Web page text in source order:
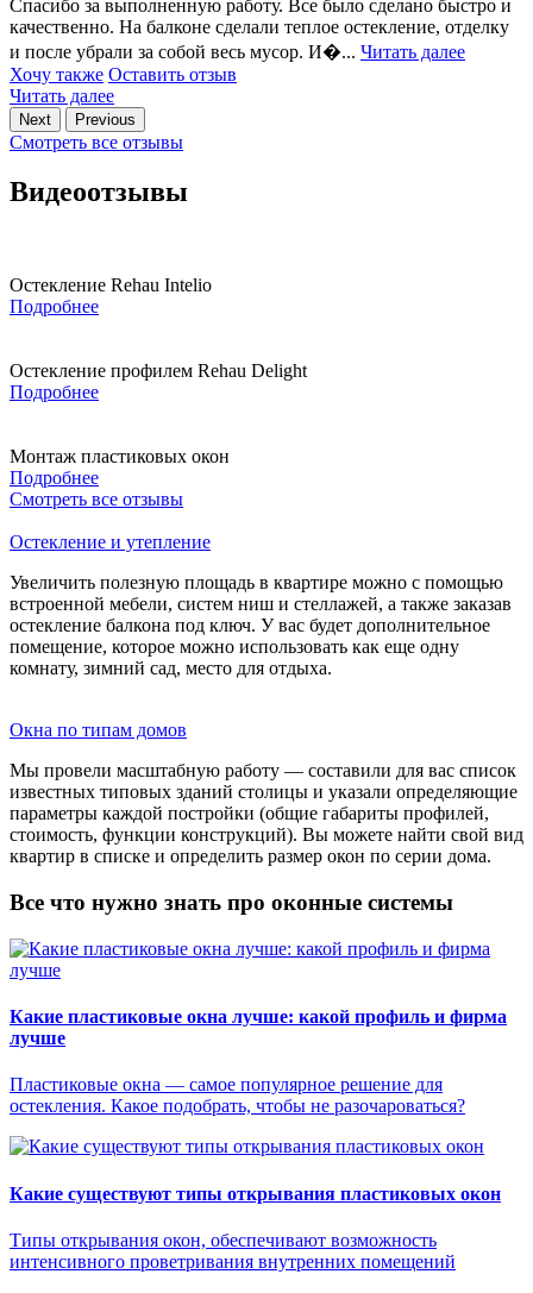
Спасибо за выполненную работу. Все было сделано быстро и
качественно. На балконе сделали теплое остекление, отделку
и после убрали за собой весь мусор. И�... Читать далее
Хочу также Оставить отзыв
Читать далее
Next Previous
Смотреть все отзывы
Видеоотзывы
Остекление Rehau Intelio
Подробнее
Остекление профилем Rehau Delight
Подробнее
Монтаж пластиковых окон
Подробнее
Смотреть все отзывы
Остекление и утепление
Увеличить полезную площадь в квартире можно с помощью
встроенной мебели, систем ниш и стеллажей, а также заказав
остекление балкона под ключ. У вас будет дополнительное
помещение, которое можно использовать как еще одну
комнату, зимний сад, место для отдыха.
Окна по типам домов
Мы провели масштабную работу — составили для вас список
известных типовых зданий столицы и указали определяющие
параметры каждой постройки (общие габариты профилей,
стоимость, функции конструкций). Вы можете найти свой вид
квартир в списке и определить размер окон по серии дома.
Все что нужно знать про оконные системы
Какие пластиковые окна лучше: какой профиль и фирма
лучше
Пластиковые окна — самое популярное решение для
остекления. Какое подобрать, чтобы не разочароваться?
Какие существуют типы открывания пластиковых окон
Типы открывания окон, обеспечивают возможность
интенсивного проветривания внутренних помещений